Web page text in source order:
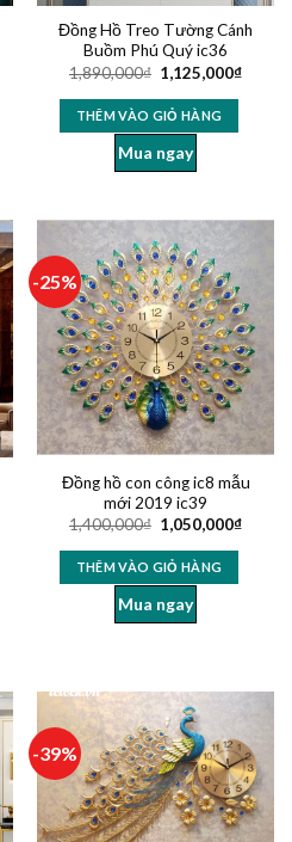
Đồng Hồ Treo Tường Cánh
Buồm Phú Quý ic36
1,890,000₫ 1,125,000₫
THÊM VÀO GIỎ HÀNG
Mua ngay
-25%
Đồng hồ con công ic8 mẫu
mới 2019 ic39
1,400,000₫ 1,050,000₫
THÊM VÀO GIỎ HÀNG
Mua ngay
-39%